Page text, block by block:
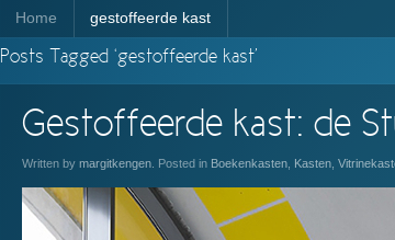
Home gestoffeerde kast
Posts Tagged ‘gestoffeerde kast’
Gestoffeerde kast: de
Written by margitkengen . Posted in Boekenkasten Kasten